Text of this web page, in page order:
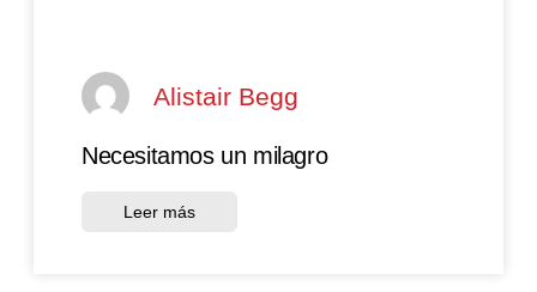
Alistair Begg
Necesitamos un milagro
Leer más